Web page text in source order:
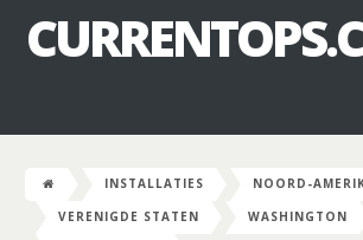
INSTALLATIES
NOORD-
VERENIGDE STATEN
WASHINGTON